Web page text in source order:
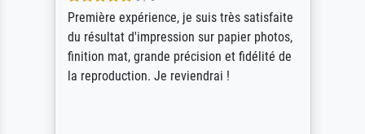
ik beoordeel Meisterdrucke zeer positief.
Door de 69505 beschikbare kunstenaars
scrollen is echter onbegonnen werk (na
stoppen begint het weer van voor af aan).